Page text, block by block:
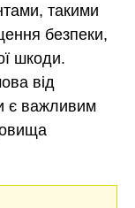
такими
безпеки,
шкоди.
від
є важливим